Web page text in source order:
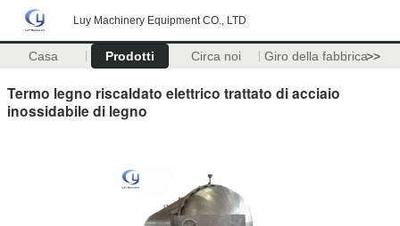
Luy Machinery Equipment CO., LTD
Casa Prodotti Circa noi Giro della fabbrica>>
Termo legno riscaldato elettrico trattato di acciaio
inossidabile di legno